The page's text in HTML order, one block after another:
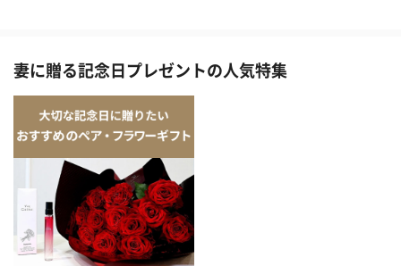
妻に贈る記念日プレゼントの人気特集